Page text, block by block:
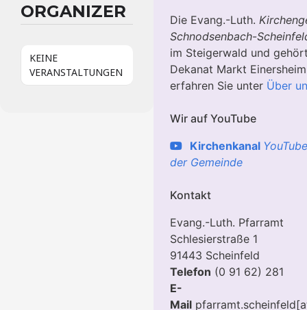
ORGANIZER
KEINE
VERANSTALTUNGEN
Die Evang.-Luth.
Schnodsenbach-
im Steigerwald und
Dekanat Markt
erfahren Sie unter Über
Wir auf YouTube
Kirchenkanal
der Gemeinde
Kontakt
Evang.-Luth. Pfarramt
Schlesierstraße 1
91443 Scheinfeld
Telefon (0 91 62) 281
E-
Mail